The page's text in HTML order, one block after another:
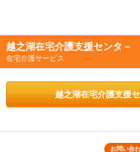
越之湖在宅介護支援センタ－
在宅介護サービス
越之湖在宅介護支援
お問い合